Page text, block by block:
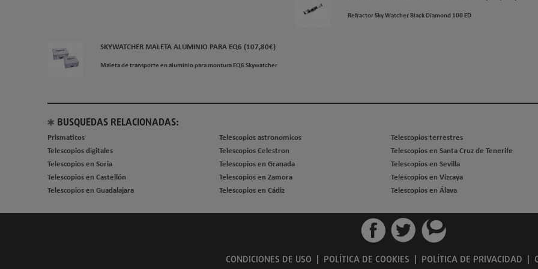
Refractor Sky Watcher Black Diamond 100 ED
SKYWATCHER MALETA ALUMINIO PARA EQ6 (107,80€)
Maleta de transporte en aluminio para montura EQ6 Skywatcher
BUSQUEDAS RELACIONADAS:
Prismaticos Telescopios astronomicos
Telescopios terrestres
Telescopios digitales
Telescopios Celestron
Telescopios en Santa Cruz de Tenerife
Telescopios en Soria
Telescopios en Granada
Telescopios en Sevilla
Telescopios en Castellón
Telescopios en Zamora
Telescopios en Vizcaya
Telescopios en Guadalajara
Telescopios en Cádiz Telescopios en Álava
CONDICIONES DE USO POLÍTICA DE COOKIES POLÍTICA DE PRIVACIDAD